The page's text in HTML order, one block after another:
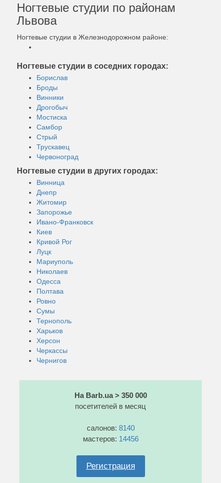
Ногтевые студии по районам
Львова
Ногтевые студии в Железнодорожном районе:
Ногтевые студии в соседних городах:
Борислав
Броды
Винники
Дрогобыч
Мостиска
Самбор
Стрый
Трускавец
Червоноград
Ногтевые студии в других городах:
Винница
Днепр
Житомир
Запорожье
Ивано-Франковск
Киев
Кривой Рог
Луцк
Мариуполь
Николаев
Одесса
Полтава
Ровно
Сумы
Тернополь
Харьков
Херсон
Черкассы
Чернигов
На Barb.ua > 350 000
посетителей в месяц
салонов: 8140
мастеров: 14456
Регистрация